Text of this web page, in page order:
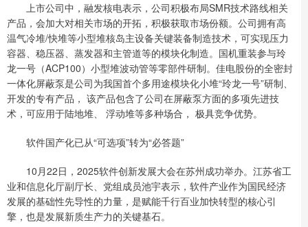
上市公司中，融发核电表示，公司积极布局SMR技术路线相关
产品，会加大对相关市场的开拓，积极获取市场份额。公司拥有高
温气冷堆/快堆等小型堆核岛主设备关键装备制造技术，可实现压力
容器、稳压器、蒸发器和主管道等的模块化制造。国机重装参与玲
龙一号（ACP100）小型堆波动管等零部件研制。佳电股份的全密封
一体化屏蔽泵是公司为我国首个多用途模块化小堆“玲龙一号”研制、
开发的专有产品， 该产品包含了公司在屏蔽泵方面的多项先进技
术，可应用于陆地堆、 浮动堆等多种场合， 极具竞争优势。
软件国产化已从“可选项”转为“必答题”
10月22日，2025软件创新发展大会在苏州成功举办。江苏省工
业和信息化厅副厅长、党组成员池宇表示，软件产业作为国民经济
发展的基础性先导性的力量，是赋能千行百业加快转型的核心引
擎，也是发展新质生产力的关键基石。